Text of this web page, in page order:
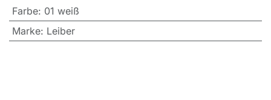
Farbe: 01 weiß
Marke: Leiber